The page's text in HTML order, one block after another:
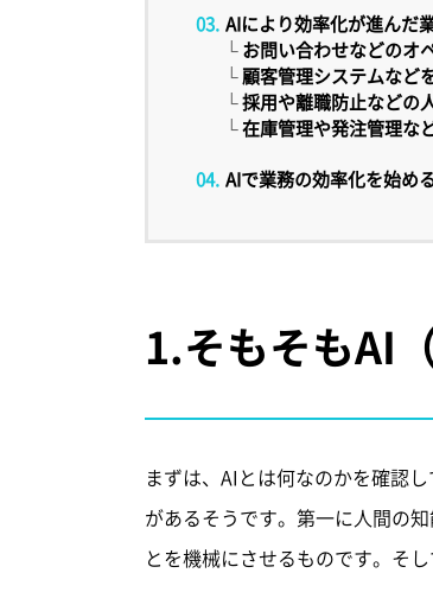
AIにより効率化が進んだ
└お問い合わせなどのオ
└顧客管理システムなど
└採用や離職防止などの
└在庫管理や発注管理な
AIで業務の効率化を始め
1.そもそもAI
まずは、AIとは何なのかを確認
があるそうです。第一に人間の
とを機械にさせるものです。そ